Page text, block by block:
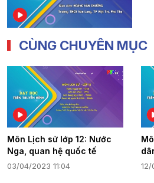
CÙNG CHUYÊN MỤC
Môn Lịch sử lớp 12: Nước
Nga, quan hệ quốc tế
03/04/2023 11:04 12/